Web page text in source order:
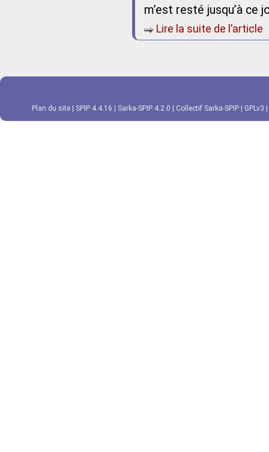
m’est resté jusqu’à ce
Lire la suite de l’article
Plan du site SPIP 4.4.16 Sarka-SPIP 4.2.0 Collectif Sarka-SPIP GPLv3